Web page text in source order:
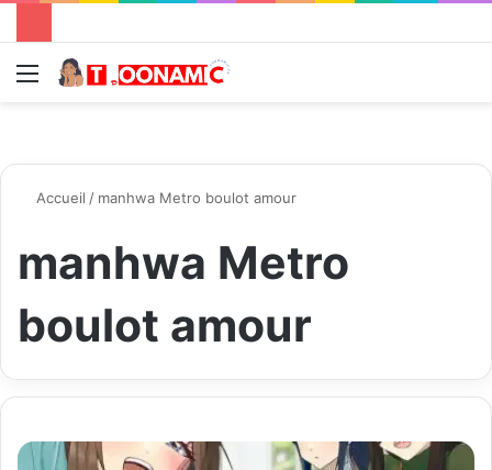
Menu
Accueil / manhwa Metro boulot amour
manhwa Metro
boulot amour